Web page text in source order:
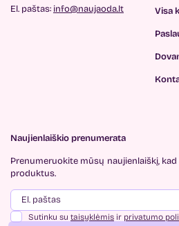
El. paštas: info@naujaoda.lt Visa
Naujienlaiškio prenumerata
Prenumeruokite mūsų naujienlaiškį,
produktus.
Sutinku su taisyklėmis ir privatumo